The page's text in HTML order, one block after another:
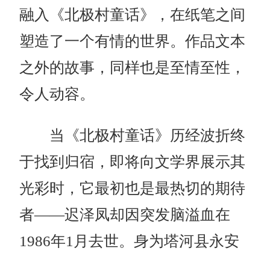
融入《北极村童话》，在纸笔之间
塑造了一个有情的世界。作品文本
之外的故事，同样也是至情至性，
令人动容。
当《北极村童话》历经波折终
于找到归宿，即将向文学界展示其
光彩时，它最初也是最热切的期待
者——迟泽凤却因突发脑溢血在
1986年1月去世。身为塔河县永安